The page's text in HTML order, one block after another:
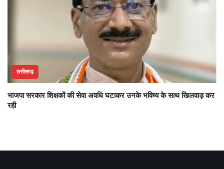
छत्तीसगढ़
भाजपा सरकार शिक्षकों की सेवा अवधि घटाकर उनके भविष्य के साथ खिलवाड़ कर
रही